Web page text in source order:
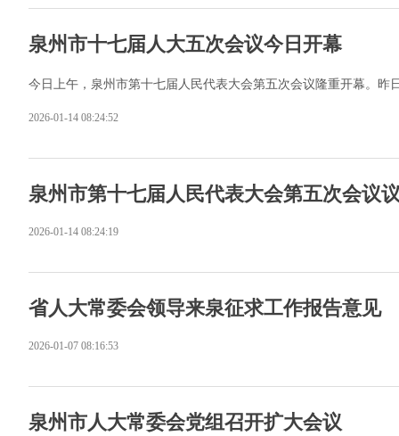
泉州市十七届人大五次会议今日开幕
今日上午，泉州市第十七届人民代表大会第五次会议隆重开幕。
2026-01-14 08:24:52
泉州市第十七届人民代表大会第五次会议
2026-01-14 08:24:19
省人大常委会领导来泉征求工作报告意见
2026-01-07 08:16:53
泉州市人大常委会党组召开扩大会议